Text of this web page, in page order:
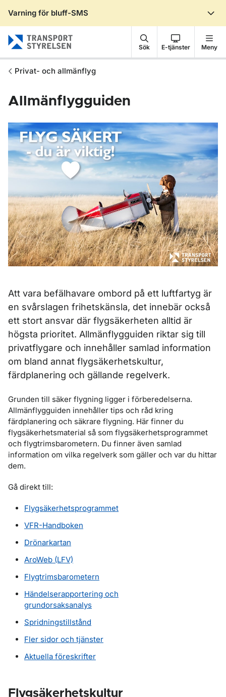
Varning för bluff-SMS
Sök E-tjänster Meny
Privat- och allmänflyg
Allmänflygguiden
Att vara befälhavare ombord på ett luftfartyg är
en svårslagen frihetskänsla, det innebär också
ett stort ansvar där flygsäkerheten alltid är
högsta prioritet. Allmänflygguiden riktar sig till
privatflygare och innehåller samlad information
om bland annat flygsäkerhetskultur,
färdplanering och gällande regelverk.
Grunden till säker flygning ligger i förberedelserna.
Allmänflygguiden innehåller tips och råd kring
färdplanering och säkrare flygning. Här finner du
flygsäkerhetsmaterial så som flygsäkerhetsprogrammet
och flygtrimsbarometern. Du finner även samlad
information om vilka regelverk som gäller och var du hittar
dem.
Gå direkt till:
Flygsäkerhetsprogrammet
VFR-Handboken
Drönarkartan
AroWeb (LFV)
Flygtrimsbarometern
Händelserapportering och
grundorsaksanalys
Spridningstillstånd
Fler sidor och tjänster
Aktuella föreskrifter
Flygsäkerhetskultur